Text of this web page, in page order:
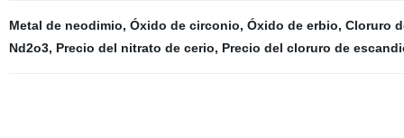
Metal de neodimio, Óxido de circonio, Óxido de erbio, Cloruro
Nd2o3, Precio del nitrato de cerio, Precio del cloruro de